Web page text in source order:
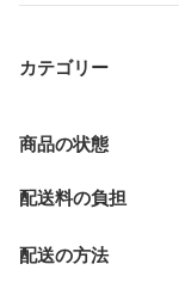
カテゴリー
商品の状態
配送料の負担
配送の方法